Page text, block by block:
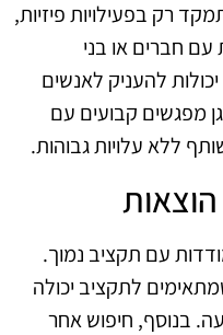
רק בפעילויות פיזיות,
חברים או בני
להעניק לאנשים
מפגשים קבועים עם
ללא עלויות גבוהות.
עם תקציב נמוך.
לתקציב יכולה
בנוסף, חיפוש אחר